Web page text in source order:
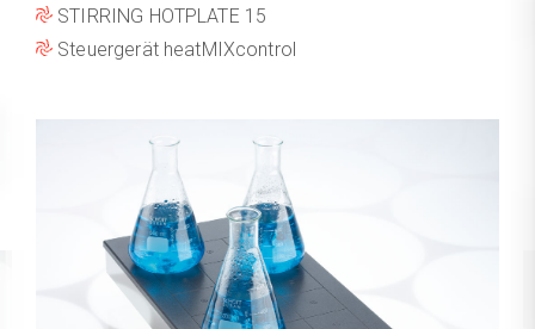
STIRRING HOTPLATE 15
Steuergerät heatMIXcontrol